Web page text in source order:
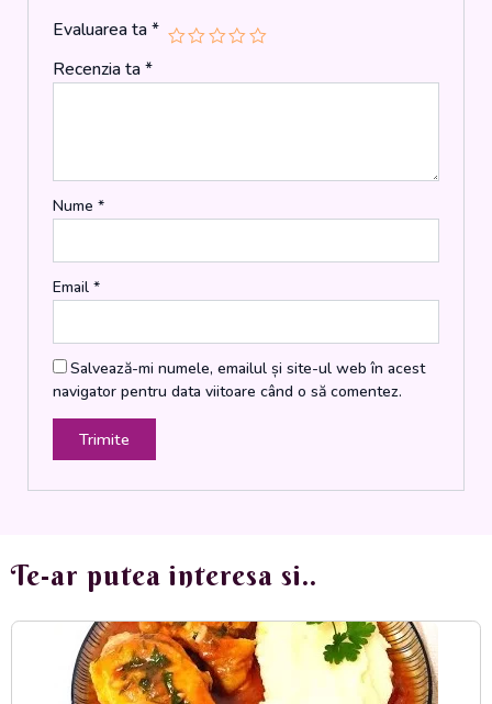
Evaluarea ta*
Recenzia ta*
Nume *
Email *
Salvează-mi numele, emailul și site-ul web în acest
navigator pentru data viitoare când o să comentez.
Te-ar putea interesa si..